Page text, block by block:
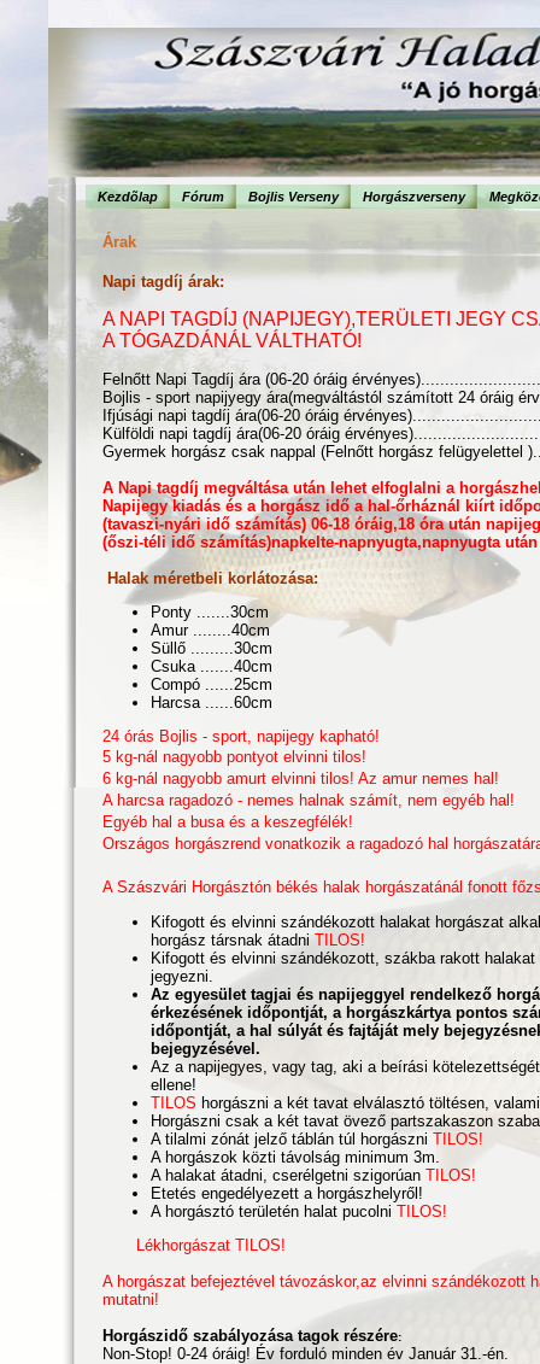
Kezdõlap Fórum Bojlis Verseny Horgászverseny
Árak
Napi tagdíj árak:
A NAPI TAGDÍJ (NAPIJEGY),TERÜLETI JEGY
A TÓGAZDÁNÁL VÁLTHATÓ!
Felnőtt Napi Tagdíj ára (06-20 óráig
Bojlis - sport napijyegy ára(megváltástól számított 24 óráig
Ifjúsági napi tagdíj ára(06-20 óráig
Külföldi napi tagdíj ára(06-20 óráig
Gyermek horgász csak nappal (Felnőtt horgász felügyelettel
A Napi tagdíj megváltása után lehet elfoglalni a
Napijegy kiadás és a horgász idő a hal-őrháznál kiírt
(tavaszi-nyári idő számítás) 06-18 óráig,18 óra után
(őszi-téli idő számítás)napkelte-napnyugta,napnyugta
Halak méretbeli korlátozása:
Ponty .......30cm
Amur ........40cm
Süllő .........30cm
Csuka .......40cm
Compó ......25cm
Harcsa ......60cm
24 órás Bojlis - sport, napijegy kapható!
5 kg-nál nagyobb pontyot elvinni tilos!
6 kg-nál nagyobb amurt elvinni tilos! Az amur nemes hal!
A harcsa ragadozó - nemes halnak számít, nem egyéb hal!
Egyéb hal a busa és a keszegfélék!
Országos horgászrend vonatkozik a ragadozó hal
A Szászvári Horgásztón békés halak horgászatánál fonott
Kifogott és elvinni szándékozott halakat horgászat
horgász társnak átadni TILOS!
Kifogott és elvinni szándékozott, szákba rakott
jegyezni.
Az egyesület tagjai és napijeggyel rendelkező
érkezésének időpontját, a horgászkártya pontos
időpontját, a hal súlyát és fajtáját mely
bejegyzésével.
Az a napijegyes, vagy tag, aki a beírási
ellene!
TILOS horgászni a két tavat elválasztó töltésen,
Horgászni csak a két tavat övező partszakaszon
A tilalmi zónát jelző táblán túl horgászni TILOS!
A horgászok közti távolság minimum 3m.
A halakat átadni, cserélgetni szigorúan TILOS!
Etetés engedélyezett a horgászhelyről!
A horgásztó területén halat pucolni TILOS!
Lékhorgászat TILOS!
A horgászat befejeztével távozáskor,az elvinni szándékozott
mutatni!
Horgászidő szabályozása tagok részére:
Non-Stop! 0-24 óráig! Év forduló minden év Január 31.-én.